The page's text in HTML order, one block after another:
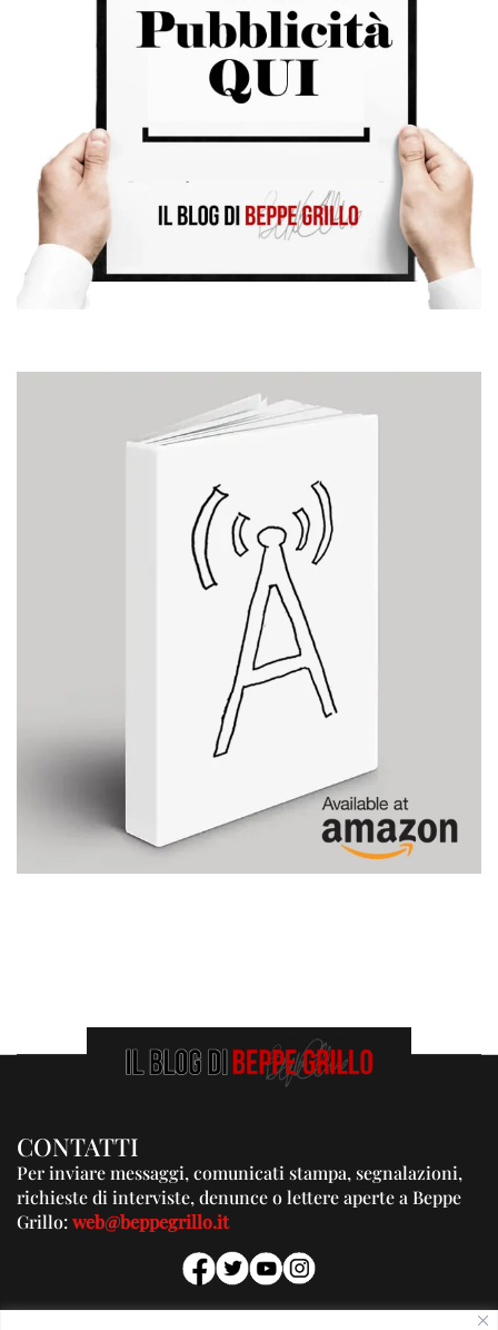
CONTATTI
Per inviare messaggi, comunicati stampa, segnalazioni,
richieste di interviste, denunce o lettere aperte a Beppe
Grillo:web@beppegrillo.it